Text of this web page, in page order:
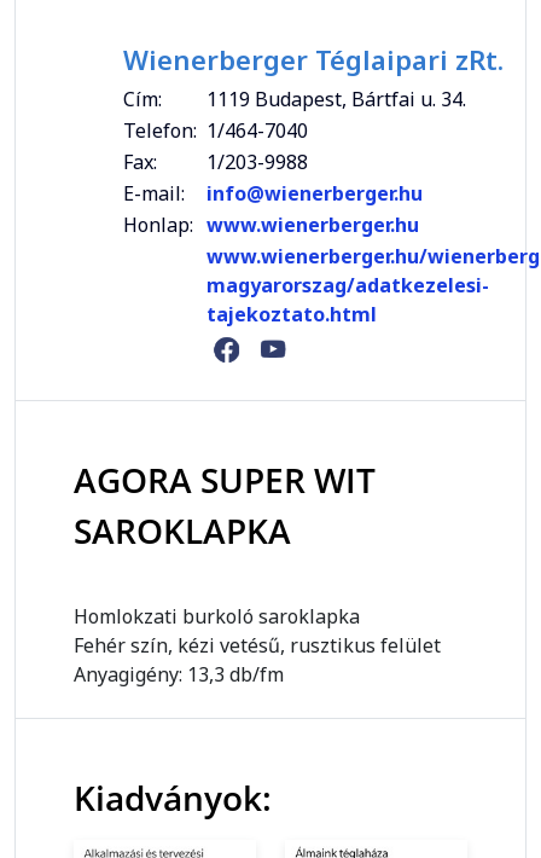
Wienerberger Téglaipari zRt.
Cím:
1119 Budapest, Bártfai u. 34.
Telefon: 1/464-7040
Fax:
1/203-9988
E-mail:
info@wienerberger.hu
Honlap: www.wienerberger.hu
www.wienerberger.hu/
magyarorszag/adatkezelesi-
tajekoztato.html
AGORA SUPER WIT
SAROKLAPKA
Homlokzati burkoló saroklapka
Fehér szín, kézi vetésű, rusztikus felület
Anyagigény: 13,3 db/fm
Kiadványok: